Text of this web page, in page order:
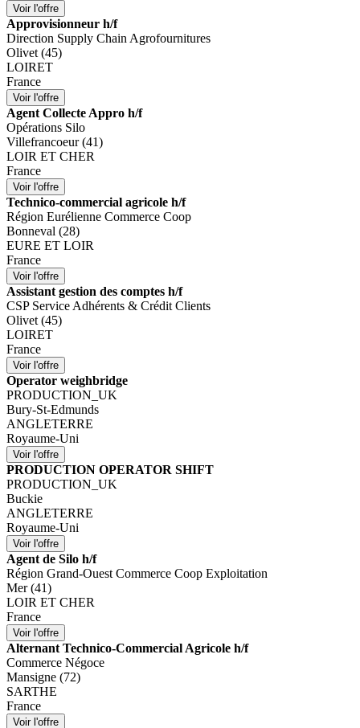
Approvisionneur h/f
Direction Supply Chain Agrofournitures
Olivet (45)
LOIRET
France
Agent Collecte Appro h/f
Opérations Silo
Villefrancoeur (41)
LOIR ET CHER
France
Technico-commercial agricole h/f
Région Eurélienne Commerce Coop
Bonneval (28)
EURE ET LOIR
France
Assistant gestion des comptes h/f
CSP Service Adhérents & Crédit Clients
Olivet (45)
LOIRET
France
Operator weighbridge
PRODUCTION_UK
Bury-St-Edmunds
ANGLETERRE
Royaume-Uni
PRODUCTION OPERATOR SHIFT
PRODUCTION_UK
Buckie
ANGLETERRE
Royaume-Uni
Agent de Silo h/f
Région Grand-Ouest Commerce Coop Exploitation
Mer (41)
LOIR ET CHER
France
Alternant Technico-Commercial Agricole h/f
Commerce Négoce
Mansigne (72)
SARTHE
France